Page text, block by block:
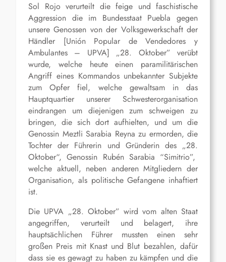
Sol Rojo verurteilt die feige und faschistische
Aggression die im Bundesstaat Puebla gegen
unsere Genossen von der Volksgewerkschaft der
Händler [Unión Popular de Vendedores y
Ambulantes – UPVA] „28. Oktober” verübt
wurde, welche heute einen paramilitärischen
Angriff eines Kommandos unbekannter Subjekte
zum Opfer fiel, welche gewaltsam in das
Hauptquartier unserer Schwesterorganisation
eindrangen um diejenigen zum schweigen zu
bringen, die sich dort aufhielten, und um die
Genossin Meztli Sarabia Reyna zu ermorden, die
Tochter der Führerin und Gründerin des „28.
Oktober“, Genossin Rubén Sarabia “Simitrio”,
welche aktuell, neben anderen Mitgliedern der
Organisation, als politische Gefangene inhaftiert
ist.
Die UPVA „28. Oktober” wird vom alten Staat
angegriffen, verurteilt und belagert, ihre
hauptsächlichen Führer mussten einen sehr
großen Preis mit Knast und Blut bezahlen, dafür
dass sie es gewagt zu haben zu kämpfen und die